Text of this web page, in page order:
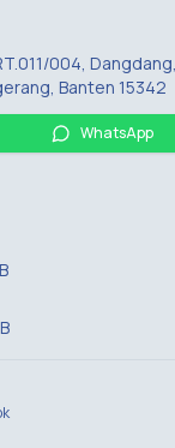
004,
Banten 15342
WhatsApp